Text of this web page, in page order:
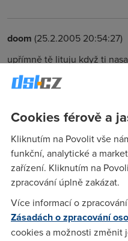
doom (25.2.2005 20:54:27)
upřímně tě lituju když ti
ping od 350 do 1500
Anonym(26.2.2005 11:26:31)
FUP ti v pohodě nasadí i
hranici
Tukancheez (26.2.2005
s tim muzu souhlasit
premium) tak te odpalkujou
sem casy kdy to nejelo ani
Cookies férově a
Kliknutím na Povolit vše
funkční, analytické a
zařízení. Kliknutím na
zpracování úplně zakázat.
Více informací o
Zásadách o zpracování
cookies a možnosti změnit